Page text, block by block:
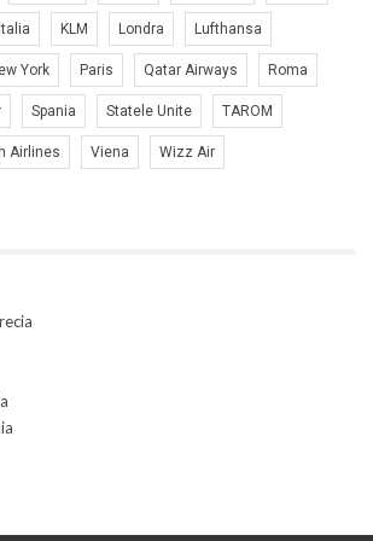
KLM Londra Lufthansa
York Paris Qatar Airways Roma
Spania Statele Unite TAROM
Airlines Viena Wizz Air